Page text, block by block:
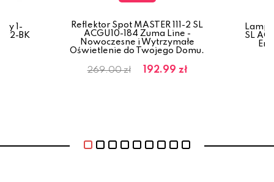
1-
BK
Reflektor Spot MASTER 111-2 SL
ACGU10-184 Zuma Line -
Nowoczesne i Wytrzymałe
Oświetlenie do Twojego Domu.
269.00 zł 192.99 zł
SL